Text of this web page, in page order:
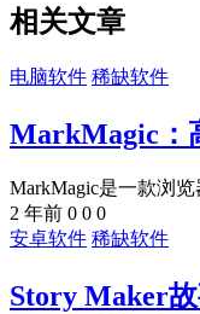
相关文章
电脑软件 稀缺软件
MarkMagic：
MarkMagic是一款浏
2 年前 0 0 0
安卓软件 稀缺软件
Story Maker